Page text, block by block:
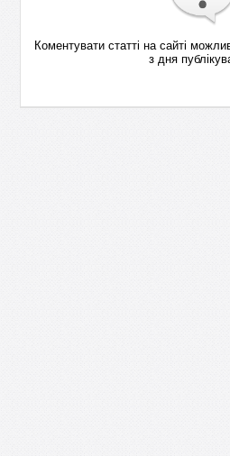
Коментувати статті на сайті
з дня